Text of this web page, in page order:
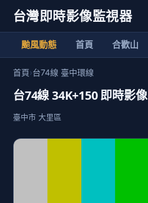
台灣即時影像監視器
颱風動態 首頁 合歡山
首頁›台74線 臺中環線
台74線 34K+150 即時影像
臺中市 大里區